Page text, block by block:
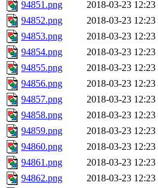
94851.png 2018-03-23 12:23
94852.png
2018-03-23 12:23
94853.png
2018-03-23 12:23
94854.png
2018-03-23 12:23
94855.png
2018-03-23 12:23
94856.png
2018-03-23 12:23
94857.png
2018-03-23 12:23
94858.png
2018-03-23 12:23
94859.png
2018-03-23 12:23
94860.png
2018-03-23 12:23
94861.png
2018-03-23 12:23
94862.png
2018-03-23 12:23